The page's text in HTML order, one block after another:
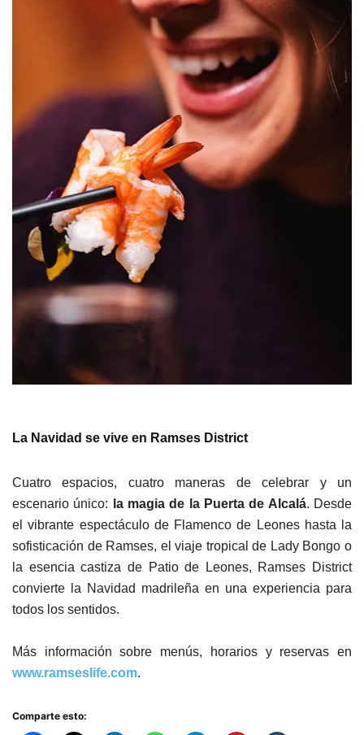
La Navidad se vive en Ramses District
Cuatro espacios, cuatro maneras de celebrar y un
escenario único:
la magia de la Puerta de Alcalá. Desde
el vibrante espectáculo de Flamenco de Leones hasta la
sofisticación de Ramses, el viaje tropical de Lady Bongo o
la esencia castiza de Patio de Leones, Ramses District
convierte la Navidad madrileña en una experiencia para
todos los sentidos.
Más información sobre menús, horarios y reservas en
www.ramseslife.com.
Comparte esto: